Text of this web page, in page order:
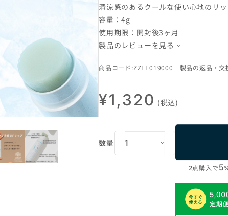
清涼感のあるクールな使い心地のリ
容量：4g
使用期限：開封後3ヶ月
製品のレビューを見る
商品コード:ZZLL019000 製品の返品・交
¥1,320 (税込)
数量
2点購入で5